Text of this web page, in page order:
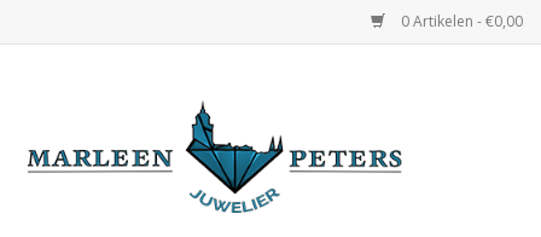
0 Artikelen - €0,00